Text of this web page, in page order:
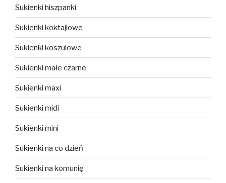
Sukienki hiszpanki
Sukienki koktajlowe
Sukienki koszulowe
Sukienki małe czarne
Sukienki maxi
Sukienki midi
Sukienki mini
Sukienki na co dzień
Sukienki na komunię